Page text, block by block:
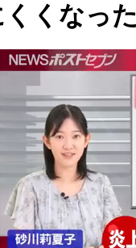
くくなっ